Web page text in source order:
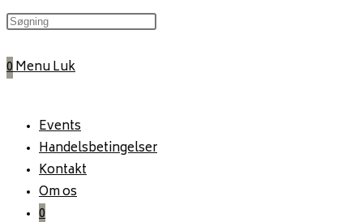
website
0MenuLuk
Events
Handelsbetingelser
Kontakt
Om os
0